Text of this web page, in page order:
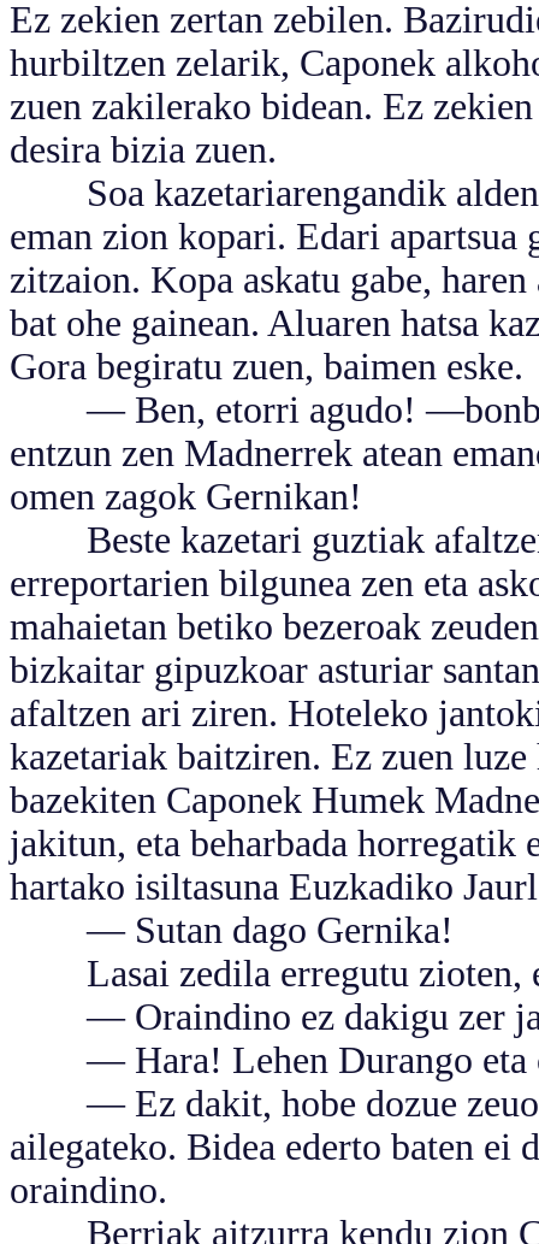
Ez zekien zertan zebilen.
hurbiltzen zelarik, Caponek
zuen zakilerako bidean. Ez
desira bizia zuen.
Soa kazetariarengandik
eman zion kopari. Edari
zitzaion. Kopa askatu gabe,
bat ohe gainean. Aluaren hatsa
Gora begiratu zuen, baimen eske.
— Ben, etorri agudo! —bonba
entzun zen Madnerrek atean
omen zagok Gernikan!
Beste kazetari guztiak
erreportarien bilgunea zen eta
mahaietan betiko bezeroak
bizkaitar gipuzkoar asturiar
afaltzen ari ziren. Hoteleko
kazetariak baitziren. Ez zuen
bazekiten Caponek Humek
jakitun, eta beharbada horregatik
hartako isiltasuna Euzkadiko
— Sutan dago Gernika!
Lasai zedila erregutu zioten,
— Oraindino ez dakigu zer
— Hara! Lehen Durango eta
— Ez dakit, hobe dozue
ailegateko. Bidea ederto baten ei
oraindino.
Berriak aitzurra kendu zion